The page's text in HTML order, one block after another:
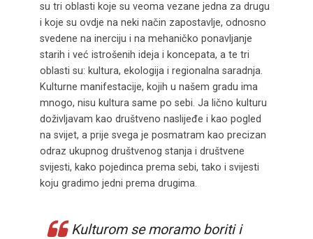
su tri oblasti koje su veoma vezane jedna za drugu
i koje su ovdje na neki način zapostavlje, odnosno
svedene na inerciju i na mehaničko ponavljanje
starih i već istrošenih ideja i koncepata, a te tri
oblasti su: kultura, ekologija i regionalna saradnja.
Kulturne manifestacije, kojih u našem gradu ima
mnogo, nisu kultura same po sebi. Ja lično kulturu
doživljavam kao društveno naslijeđe i kao pogled
na svijet, a prije svega je posmatram kao precizan
odraz ukupnog društvenog stanja i društvene
svijesti, kako pojedinca prema sebi, tako i svijesti
koju gradimo jedni prema drugima.
Kulturom se moramo boriti i